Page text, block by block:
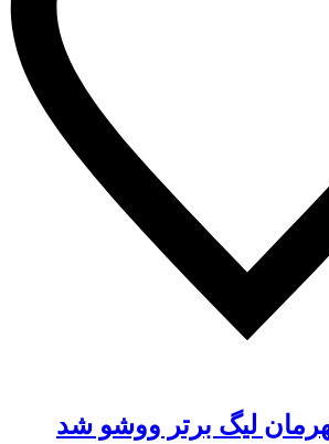
لیگ برتر ووشو شد